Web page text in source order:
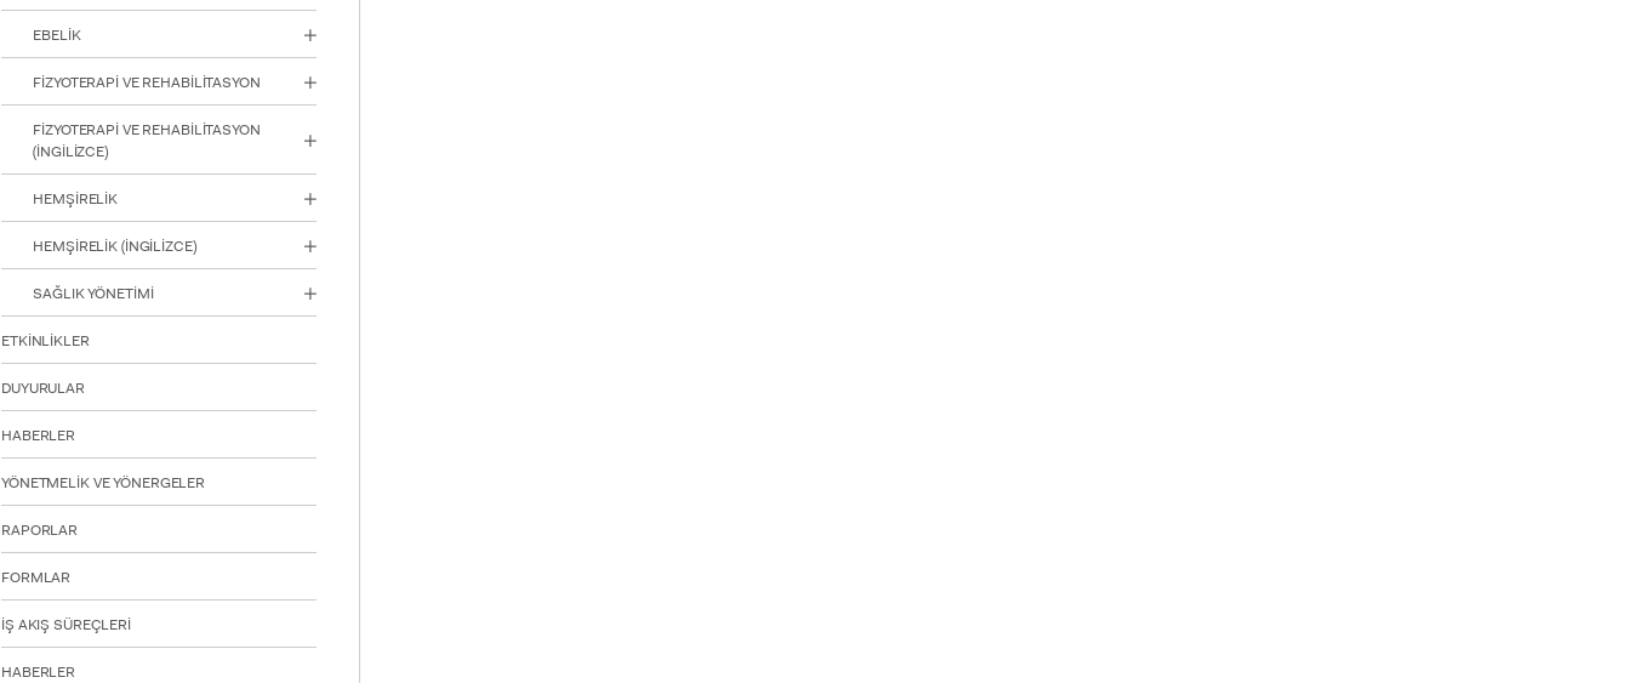
EBELİK
FİZYOTERAPİ VE REHABİLİTASYON
FİZYOTERAPİ VE REHABİLİTASYON
(İNGİLİZCE)
HEMŞİRELİK
HEMŞİRELİK (İNGİLİZCE)
SAĞLIK YÖNETİMİ
ETKİNLİKLER
DUYURULAR
HABERLER
YÖNETMELİK VE YÖNERGELER
RAPORLAR
FORMLAR
İŞ AKIŞ SÜREÇLERİ
HABERLER